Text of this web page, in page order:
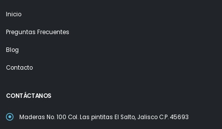
Inicio
Preguntas Frecuentes
Blog
Contacto
CONTÁCTANOS
Maderas No. 100 Col. Las pintitas El Salto, Jalisco C.P. 45693